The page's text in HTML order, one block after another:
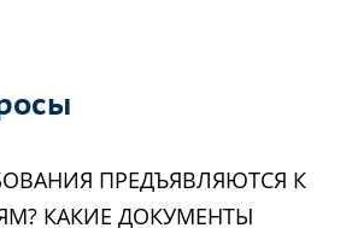
ПРЕДЪЯВЛЯЮТСЯ К
КАКИЕ ДОКУМЕНТЫ